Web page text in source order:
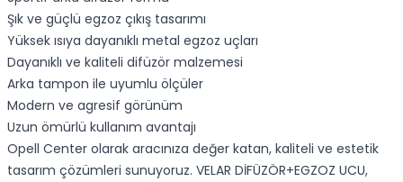
Şık ve güçlü egzoz çıkış tasarımı
Yüksek ısıya dayanıklı metal egzoz uçları
Dayanıklı ve kaliteli difüzör malzemesi
Arka tampon ile uyumlu ölçüler
Modern ve agresif görünüm
Uzun ömürlü kullanım avantajı
Opell Center olarak aracınıza değer katan, kaliteli ve estetik
tasarım çözümleri sunuyoruz. VELAR DİFÜZÖR+EGZOZ UCU,